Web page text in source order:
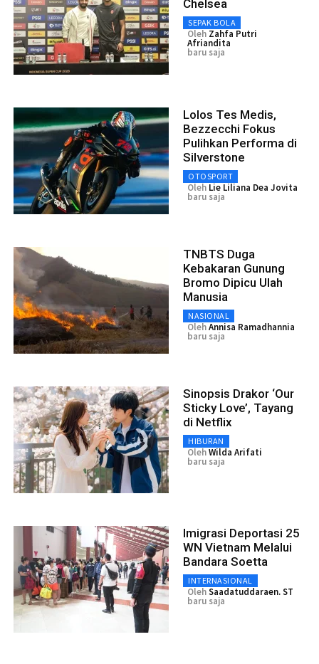
Chelsea
SEPAK BOLA
Oleh Zahfa Putri
Afriandita
baru saja
Lolos Tes Medis,
Bezzecchi Fokus
Pulihkan Performa di
Silverstone
OTOSPORT
Oleh Lie Liliana Dea Jovita
baru saja
TNBTS Duga
Kebakaran Gunung
Bromo Dipicu Ulah
Manusia
NASIONAL
OlehAnnisa Ramadhannia
baru saja
Sinopsis Drakor ‘Our
Sticky Love’, Tayang
di Netflix
HIBURAN
OlehWilda Arifati
baru saja
Imigrasi Deportasi 25
WN Vietnam Melalui
Bandara Soetta
INTERNASIONAL
OlehSaadatuddaraen. ST
baru saja